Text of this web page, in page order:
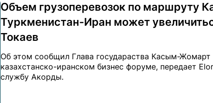
Объем грузоперевозок по маршруту
Туркменистан-Иран может
Токаев
Об этом сообщил Глава государаства Касым-Жомарт
казахстанско-иранском бизнес форуме, передает
службу Акорды.